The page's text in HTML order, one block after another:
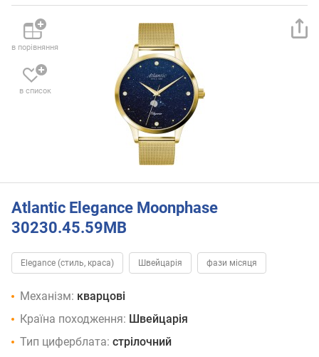
в порівняння
в список
Atlantic Elegance Moonphase
30230.45.59MB
Elegance (стиль, краса) Швейцарія фази місяця
Механізм: кварцові
Країна походження: Швейцарія
Тип циферблата: стрілочний